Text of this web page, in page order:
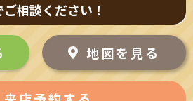
相談ください！
地図を見る